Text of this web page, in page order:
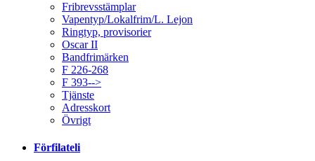
Fribrevsstämplar
Vapentyp/Lokalfrim/L. Lejon
Ringtyp, provisorier
Oscar II
Bandfrimärken
F 226-268
F 393-->
Tjänste
Adresskort
Övrigt
Förfilateli